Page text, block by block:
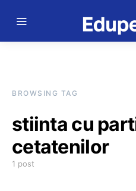
BROWSING TAG
stiinta cu
cetatenilor
1 post